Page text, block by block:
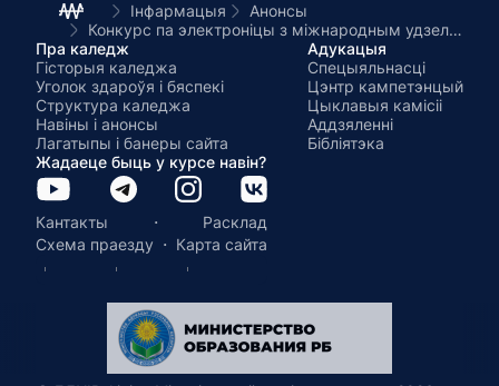
Інфармацыя
Анонсы
Конкурс па электроніцы з міжнародным удзелам – 2026!
Пра каледж
Гісторыя каледжа
Уголок здароўя і бяспекі
Структура каледжа
Навіны і анонсы
Лагатыпы і банеры сайта
Адукацыя
Спецыяльнасці
Цэнтр кампетэнцый
Цыклавыя камісіі
Аддзяленні
Бібліятэка
Жадаеце быць у курсе навін?
Кантакты ·
Расклад
Схема праезду · Карта сайта